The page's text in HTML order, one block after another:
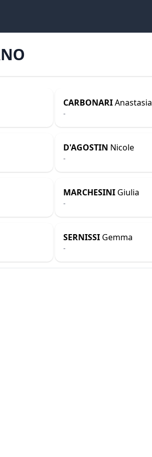
CARBONARIAnastasia
-
D'AGOSTIN Nicole
-
MARCHESINI Giulia
-
SERNISSI Gemma
-